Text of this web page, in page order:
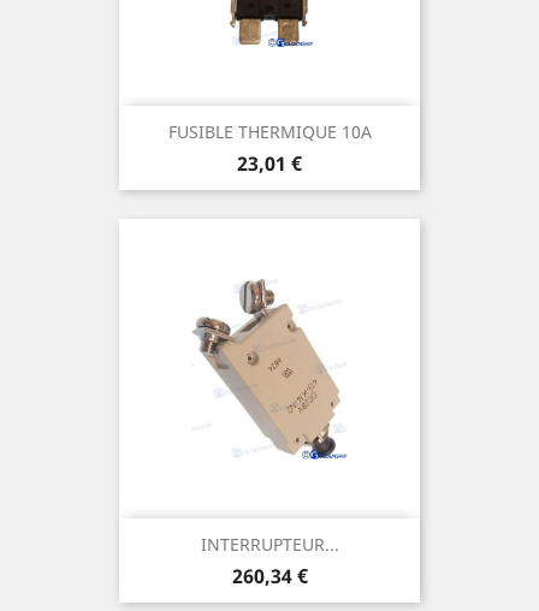
FUSIBLE THERMIQUE 10A
Prix
23,01 €
INTERRUPTEUR...
Prix
260,34 €